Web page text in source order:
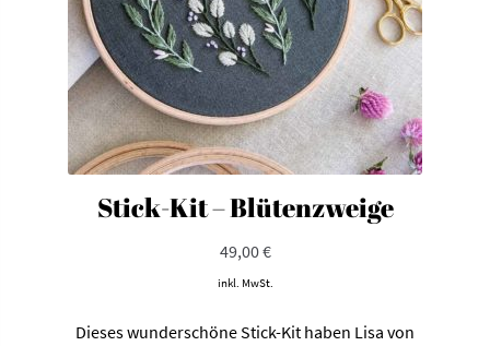
Produktseite
gewählt
werden
Stick-Kit – Blütenzweige
49,00€
inkl. MwSt.
Dieses wunderschöne Stick-Kit haben Lisa von